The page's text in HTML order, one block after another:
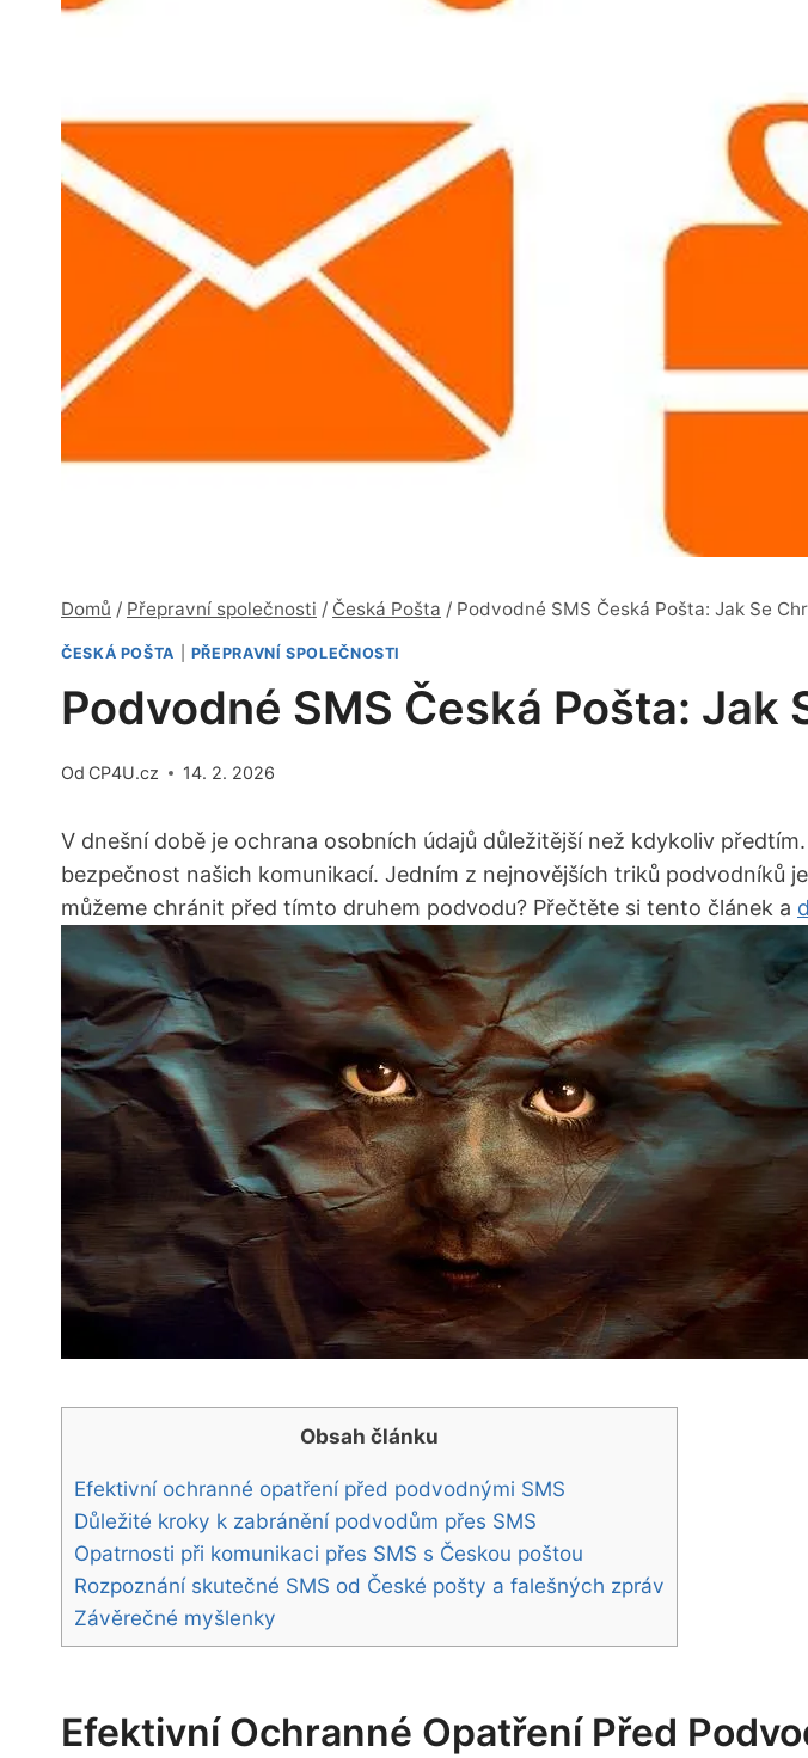
Domů / Přepravní společnosti / Česká Pošta / Podvodné SMS Česká Pošta: Jak Se
ČESKÁ POŠTA PŘEPRAVNÍ SPOLEČNOSTI
Podvodné SMS Česká Pošta: Jak
Od CP4U.cz 14. 2. 2026
V dnešní ​době⁣ je⁢ ochrana osobních údajů důležitější než kdykoliv
‌bezpečnost našich komunikací. Jedním​ z nejnovějších triků podvodníků
můžeme chránit před tímto⁣ druhem podvodu? Přečtěte si tento článek ‌a
Obsah článku
Efektivní ochranné opatření před podvodnými SMS
Důležité kroky k zabránění podvodům přes SMS
Opatrnosti ⁤při⁢ komunikaci přes SMS‍ s Českou⁣ poštou
Rozpoznání skutečné SMS ​od České pošty​ a falešných zpráv
Závěrečné ⁢myšlenky
Efektivní Ochranné Opatření Před